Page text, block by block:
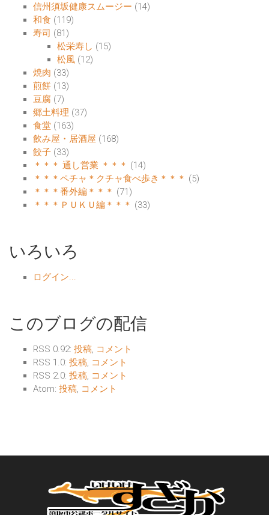
信州須坂健康スムージー (14)
和食 (119)
寿司 (81)
松栄寿し (15)
松風 (12)
焼肉 (33)
煎餅 (13)
豆腐 (7)
郷土料理 (37)
食堂 (163)
飲み屋・居酒屋 (168)
餃子 (33)
＊＊＊ 通し営業 ＊＊＊ (14)
＊＊＊ペチャ＊クチャ食べ歩き＊＊＊ (5)
＊＊＊番外編＊＊＊ (71)
＊＊＊ＰＵＫＵ編＊＊＊ (33)
いろいろ
ログイン...
このブログの配信
RSS 0.92: 投稿, コメント
RSS 1.0: 投稿, コメント
RSS 2.0: 投稿, コメント
Atom: 投稿, コメント